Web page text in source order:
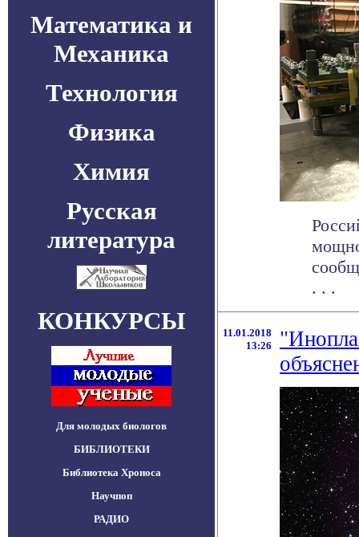
Математика и
Механика
Технология
Физика
Химия
Русская
литература
КОНКУРСЫ
Для молодых биологов
БИБЛИОТЕКИ
Библиотека Хроноса
Научпоп
РАДИО
. . .
11.01.2018
13:26